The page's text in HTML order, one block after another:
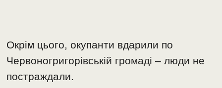
Окрім цього, окупанти вдарили по
Червоногригорівській громаді – люди не
постраждали.